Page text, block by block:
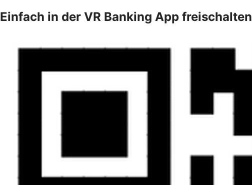
Einfach in der VR Banking App freischalten